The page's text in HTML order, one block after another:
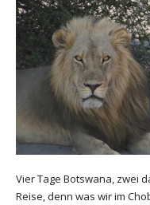
Vier Tage Botswana, zwei
Reise, denn was wir im